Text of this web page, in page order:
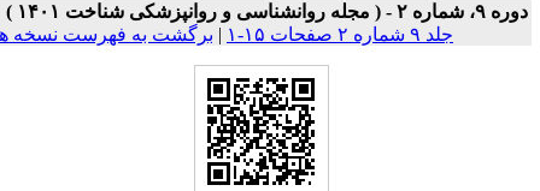
شماره ۲ - ( مجله روانشناسی و روانپزشکی شناخت ۱۴۰۱ )
جلد ۹ شماره ۲ صفحات ۱۵-۱
| برگشت به فهرست نسخه ها